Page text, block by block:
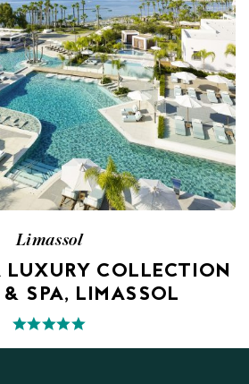
Limassol
LUXURY COLLECTION
& SPA, LIMASSOL